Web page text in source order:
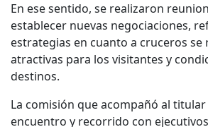
En ese sentido, se realizaron
establecer nuevas negociaciones,
estrategias en cuanto a cruceros
atractivas para los visitantes y
destinos.
La comisión que acompañó al titular
encuentro y recorrido con